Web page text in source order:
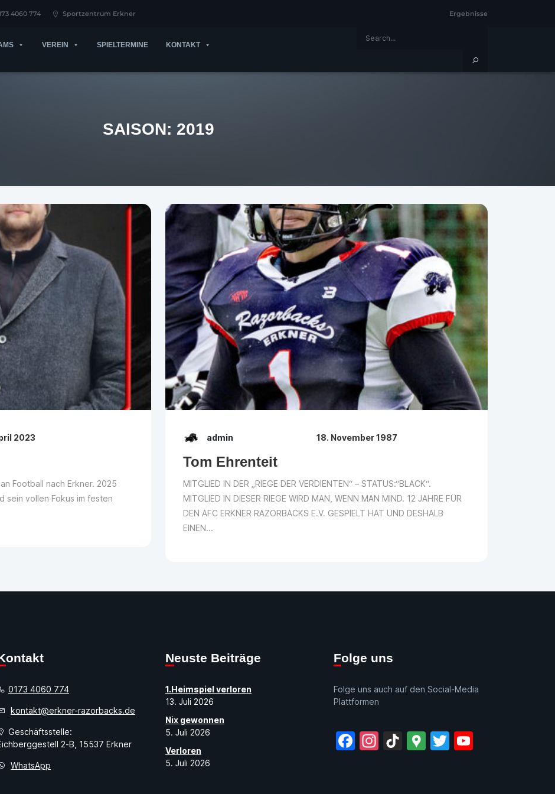
4060 774 Sportzentrum Erkner Ergebnisse
VEREIN SPIELTERMINE KONTAKT
SAISON: 2019
2023
Football nach Erkner. 2025
sein vollen Fokus im festen
admin 18. November 1987
Tom Ehrenteit
MITGLIED IN DER „RIEGE DER VERDIENTEN“ – STATUS:“BLACK“.
MITGLIED IN DIESER RIEGE WIRD MAN, WENN MAN MIND. 12 JAHRE FÜR
DEN AFC ERKNER RAZORBACKS E.V. GESPIELT HAT UND DESHALB
EINEN...
Kontakt
0173 4060 774
kontakt@erkner-razorbacks.de
Geschäftsstelle:
2-B, 15537 Erkner
WhatsApp
Neuste Beiträge
1.Heimspiel verloren
13. Juli 2026
Nix gewonnen
5. Juli 2026
Verloren
5. Juli 2026
Folge uns
Folge uns auch auf den Social-Media
Plattformen
Facebook
Instagram
TikTok
GoogleTwitter